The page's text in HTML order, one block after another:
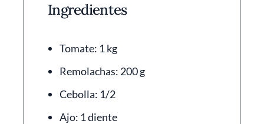
Ingredientes
Tomate: 1 kg
Remolachas: 200 g
Cebolla: 1/2
Ajo: 1 diente